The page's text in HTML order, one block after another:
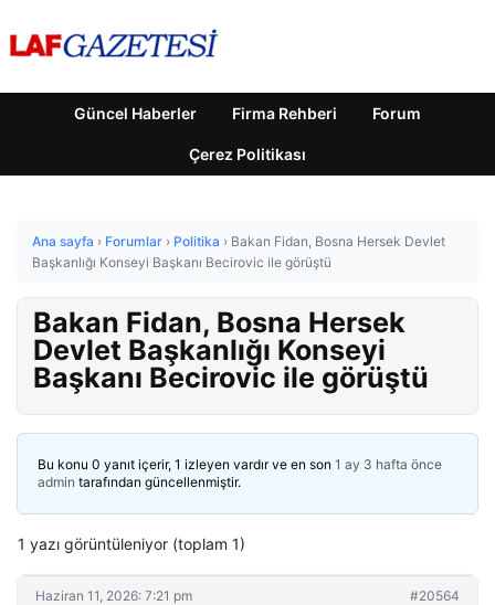
Güncel Haberler Firma Rehberi Forum
Çerez Politikası
Ana sayfa › Forumlar › Politika › Bakan Fidan, Bosna Hersek Devlet
Başkanlığı Konseyi Başkanı Becirovic ile görüştü
Bakan Fidan, Bosna Hersek
Devlet Başkanlığı Konseyi
Başkanı Becirovic ile görüştü
Bu konu 0 yanıt içerir, 1 izleyen vardır ve en son 1 ay 3 hafta önce
admin tarafından güncellenmiştir.
1 yazı görüntüleniyor (toplam 1)
Haziran 11, 2026: 7:21 pm #20564